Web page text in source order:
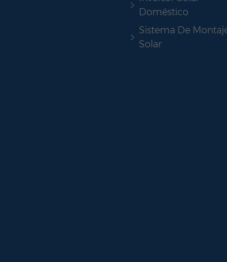
Doméstico
Sistema De
Solar